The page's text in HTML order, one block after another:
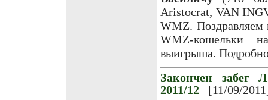
Aristocrat, VAN
WMZ. Поздравляем
WMZ-кошельки
выигрыша.
Закончен забег
2011/12
[11/09/